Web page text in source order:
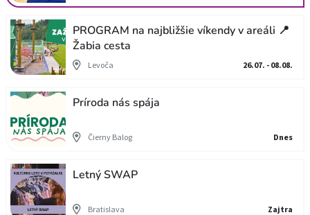
PROGRAM na najbližšie víkendy v areáli 📍
Žabia cesta
Levoča 26.07. - 08.08.
Príroda nás spája
Čierny Balog Dnes
Letný SWAP
Bratislava Zajtra